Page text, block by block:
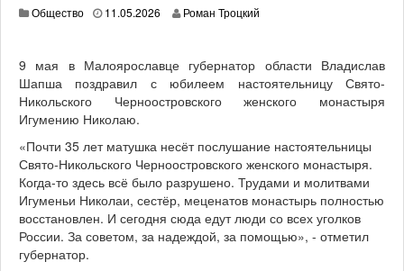
Общество 11.05.2026 Роман Троцкий
9 мая в Малоярославце губернатор области Владислав
Шапша поздравил с юбилеем настоятельницу Свято-
Никольского Черноостровского женского монастыря
Игумению Николаю.
«Почти 35 лет матушка несёт послушание настоятельницы
Свято-Никольского Черноостровского женского монастыря.
Когда-то здесь всё было разрушено. Трудами и молитвами
Игуменьи Николаи, сестёр, меценатов монастырь полностью
восстановлен. И сегодня сюда едут люди со всех уголков
России. За советом, за надеждой, за помощью», - отметил
губернатор.